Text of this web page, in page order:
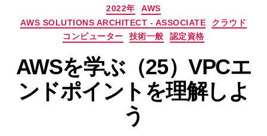
カ
テ
ゴ
リ
ー
2022年
AWS
AWS SOLUTIONS ARCHITECT - ASSOCIATE
クラウド
コンピューター
技術一般 認定資格
AWSを学ぶ（25）VPCエ
ンドポイントを理解しよ
う